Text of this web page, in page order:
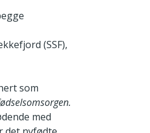
(SSF),
som
med